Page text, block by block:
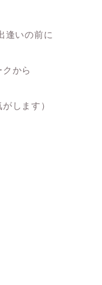
逢いの前に
から
します）